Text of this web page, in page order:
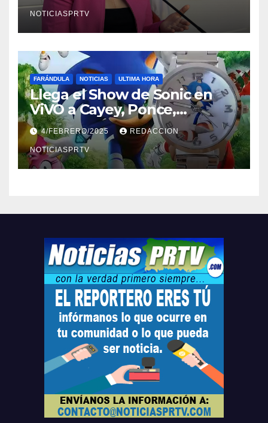
NOTICIASPRTV
FARÁNDULA NOTICIAS ULTIMA HORA
Llega el Show de Sonic en
ViVO a Cayey, Ponce,
Barceloneta y Humacao,
Relojes gratis para el que
compre ahora….
4/FEBRERO/2025 REDACCION
NOTICIASPRTV